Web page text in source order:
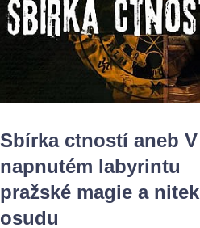
Sbírka ctností aneb V
napnutém labyrintu
pražské magie a nitek
osudu